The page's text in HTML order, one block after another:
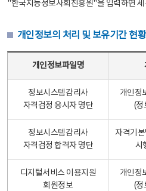
"한국지능정보사회진흥원"을 입력하면
개인정보의 처리 및 보유기간 현
개인정보파일명
정보시스템감리사
자격검정 응시자 명단
개인정
(정
정보시스템감리사
자격검정 합격자 명단
자격기
시
디지털서비스 이용지원
회원정보
개인정
(정